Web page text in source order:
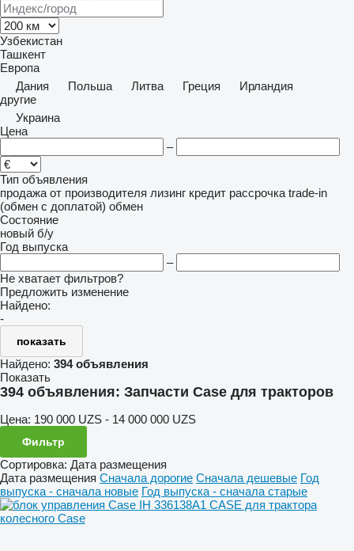
Узбекистан
Ташкент
Европа
Дания
Польша Литва Греция
Ирландия
другие
Украина
Цена
–
Тип объявления
продажа от производителя лизинг кредит рассрочка trade-in
(обмен с доплатой) обмен
Состояние
новый б/у
Год выпуска
–
Не хватает фильтров?
Предложить изменение
Найдено:
-
показать
Найдено: 394 объявления
Показать
394 объявления: Запчасти Case для тракторов
Цена: 190 000 UZS - 14 000 000 UZS
Фильтр
Сортировка: Дата размещения
Дата размещения Сначала дорогие Сначала дешевые Год
выпуска - сначала новые Год выпуска - сначала старые